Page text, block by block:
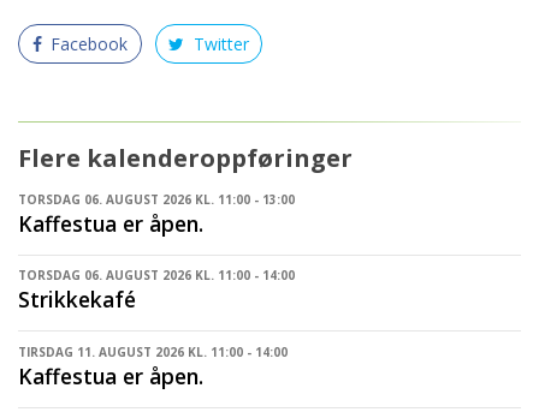
Facebook Twitter
Flere kalenderoppføringer
TORSDAG 06. AUGUST 2026 KL. 11:00 - 13:00
Kaffestua er åpen.
TORSDAG 06. AUGUST 2026 KL. 11:00 - 14:00
Strikkekafé
TIRSDAG 11. AUGUST 2026 KL. 11:00 - 14:00
Kaffestua er åpen.